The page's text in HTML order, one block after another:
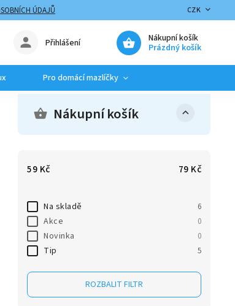
ÚDAJŮ
CZK
Nákupní košík
Prázdný košík
Přihlášení
Pro domácí mazlíčky
Nákupní košík
59 Kč 79 Kč
Na skladě 6
Akce 0
Novinka 0
Tip 5
ROZBALIT FILTR